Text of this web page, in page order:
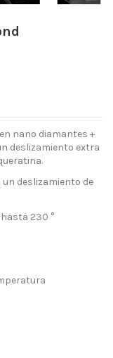
nano diamantes +
deslizamiento extra
deslizamiento de
230 °